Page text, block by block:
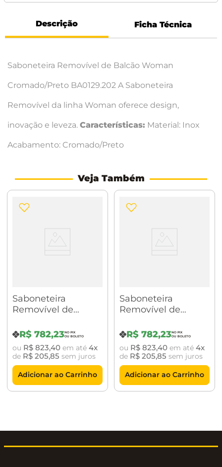
Descrição Ficha Técnica
Saboneteira Removível de Balcão Woman
Cromado/Preto BA0129.202 A Saboneteira
Removível da linha Woman oferece design,
inovação e leveza. Características: Material: Inox
Acabamento: Cromado/Preto
Veja Também
Saboneteira
Removível de
Cromado/Branco
BA0129.203
R$ 782,23
ou R$ 823,40em até 4
de R$ 205,85 sem juros
Adicionar ao Carrinho
Saboneteira
Removível de
Cromado/Preto
BA0129.202
R$ 782,23
ou R$ 823,40em até 4
de R$ 205,85 sem juros
Adicionar ao Carrinho